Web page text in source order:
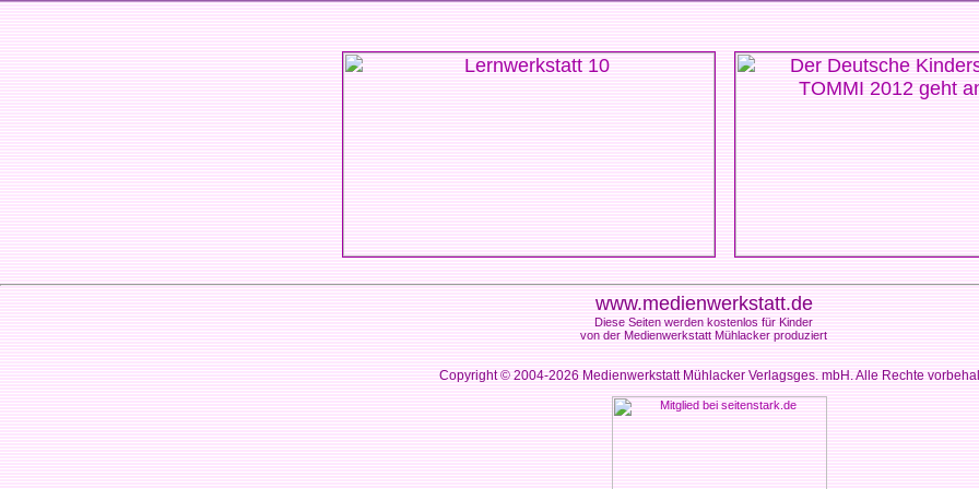
www.medienwerkstatt.de
Diese Seiten werden kostenlos für Kinder
von der Medienwerkstatt Mühlacker produziert
Copyright © 2004-2026Medienwerkstatt Mühlacker Verlagsges. mbH. Alle Rechte